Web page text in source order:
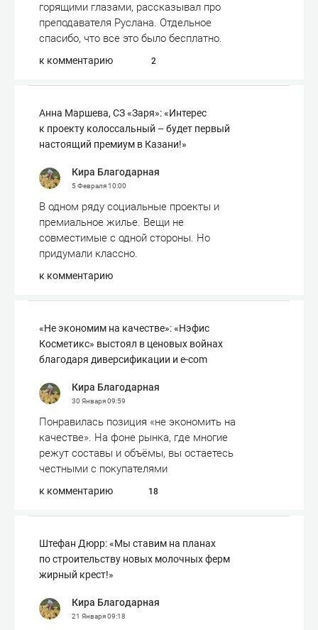
горящими глазами, рассказывал про
преподавателя Руслана. Отдельное
спасибо, что все это было бесплатно.
к комментарию 2
Анна Маршева, СЗ «Заря»: «Интерес
к проекту колоссальный – будет первый
настоящий премиум в Казани!»
Кира Благодарная
5 Февраля10:00
В одном ряду социальные проекты и
премиальное жилье. Вещи не
совместимые с одной стороны. Но
придумали классно.
к комментарию
«Не экономим на качестве»: «Нэфис
Косметикс» выстоял в ценовых войнах
благодаря диверсификации и e-com
Кира Благодарная
30 Января09:59
Понравилась позиция «не экономить на
качестве». На фоне рынка, где многие
режут составы и объёмы, вы остаетесь
честными с покупателями
к комментарию 18
Штефан Дюрр: «Мы ставим на планах
по строительству новых молочных ферм
жирный крест!»
Кира Благодарная
21 Января09:18